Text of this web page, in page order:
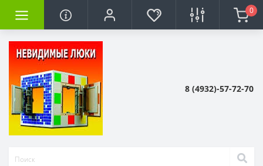
0
8 (4932)-57-72-70